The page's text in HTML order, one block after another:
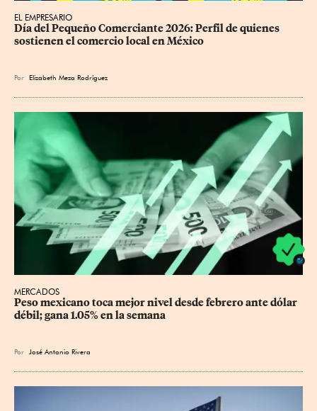
EL EMPRESARIO
Día del Pequeño Comerciante 2026: Perfil de quienes
sostienen el comercio local en México
Por Elizabeth Meza Rodríguez
MERCADOS
Peso mexicano toca mejor nivel desde febrero ante dólar
débil; gana 1.05% en la semana
Por José Antonio Rivera